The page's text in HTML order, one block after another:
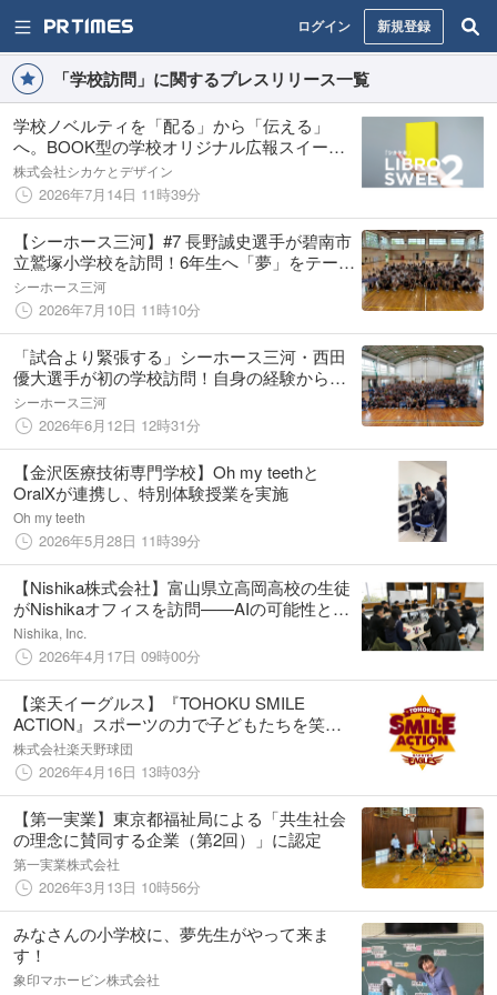
ログイン 新規登録
「学校訪問」に関するプレスリリース一覧
学校ノベルティを「配る」から「伝える」
へ。BOOK型の学校オリジナル広報スイーツ
「シカケ本・LIBRO SWEE2」を提供開始
株式会社シカケとデザイン
2026年7月14日 11時39分
【シーホース三河】#7 長野誠史選手が碧南市
立鷲塚小学校を訪問！6年生へ「夢」をテーマ
に講演、白熱のバスケ交流でブザービーター
も炸裂
シーホース三河
2026年7月10日 11時10分
「試合より緊張する」シーホース三河・西田
優大選手が初の学校訪問！自身の経験から
「自分ならできる！」と夢への挑戦をエール
シーホース三河
2026年6月12日 12時31分
【金沢医療技術専門学校】Oh my teethと
OralXが連携し、特別体験授業を実施
Oh my teeth
2026年5月28日 11時39分
【Nishika株式会社】富山県立高岡高校の生徒
がNishikaオフィスを訪問——AIの可能性と多
様なキャリアを学ぶ企業交流を実施
Nishika, Inc.
2026年4月17日 09時00分
【楽天イーグルス】『TOHOKU SMILE
ACTION』スポーツの力で子どもたちを笑顔
に！「学校訪問」、「野球教室」、「未来
塾」、「試合観戦招待」を実施
株式会社楽天野球団
2026年4月16日 13時03分
【第一実業】東京都福祉局による「共生社会
の理念に賛同する企業（第2回）」に認定
第一実業株式会社
2026年3月13日 10時56分
みなさんの小学校に、夢先生がやって来ま
す！
象印マホービン株式会社